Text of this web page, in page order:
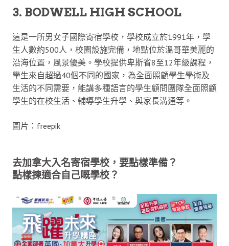
3. BODWELL HIGH SCHOOL
這是一所男女子國際寄宿學校，學校成立於1991年，學
生人數約500人，校園設施完備，地點位於溫哥華美麗的
沿海位置，風景優美。學校提供卑斯省8至12年級課程，
學生來自超過40個不同的國家，為全面照顧學生學術及
生活的不同需要，能講多種語言的學生顧問團隊全面照顧
學生的在校生活、輔導學生升學、與家長溝通等。
圖片：freepik
去加拿大入名寄宿學校，要點樣準備？
點樣揀適合自己嘅學校？